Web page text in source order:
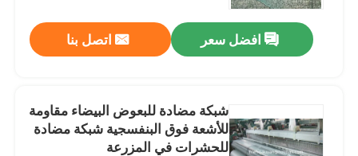
افضل سعر اتصل بنا
شبكة مضادة للبعوض البيضاء مقاومة
للأشعة فوق البنفسجية شبكة مضادة
للحشرات في المزرعة